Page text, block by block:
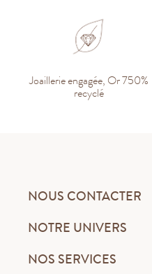
Joaillerie engagée, Or 750%
recyclé
NOUS CONTACTER
NOTRE UNIVERS
NOS SERVICES